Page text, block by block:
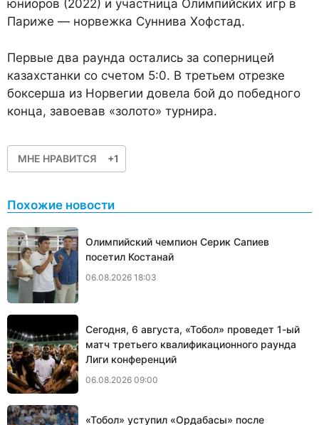
юниоров (2022) и участница Олимпийских игр в
Париже — норвежка Суннива Хофстад.
Первые два раунда остались за соперницей
казахстанки со счетом 5:0. В третьем отрезке
боксерша из Норвегии довела бой до победного
конца, завоевав «золото» турнира.
МНЕ НРАВИТСЯ +1
Похожие новости
Олимпийский чемпион Серик Сапиев
посетил Костанай
06.08.2026 18:03
Сегодня, 6 августа, «Тобол» проведет 1-ый
матч третьего квалификационного раунда
Лиги конференций
06.08.2026 09:00
«Тобол» уступил «Ордабасы» после